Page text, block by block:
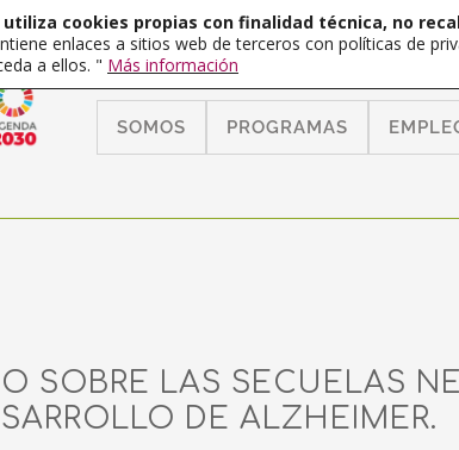
SOMOS PROGRAMAS
SOBRE LAS SECUELAS
DE ALZHEIMER.
cookies propias con finalidad técnica, no
enlaces a sitios web de terceros con políticas de
a ellos. " Más información